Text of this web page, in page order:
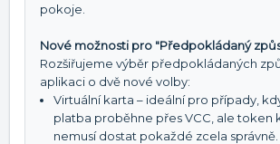
pokoje.
Nové možnosti pro "Předpokládaný
Rozšiřujeme výběr předpokládaných
aplikaci o dvě nové volby:
Virtuální karta – ideální pro případy,
platba proběhne přes VCC, ale token
nemusí dostat pokaždé zcela